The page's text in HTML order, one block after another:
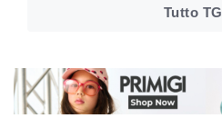
Tutto TG